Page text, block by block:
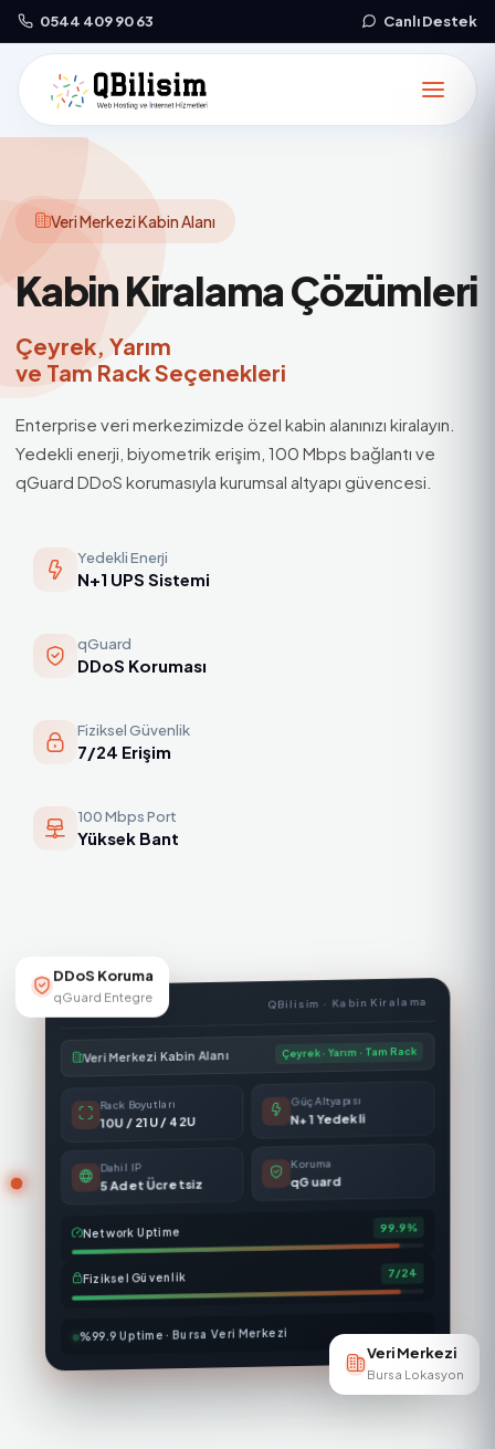
0544 409 90 63 Canlı Destek
Veri Merkezi Kabin Alanı
Kabin KiralamaÇözümleri
Çeyrek, Yarım
ve Tam RackSeçenekleri
Enterprise veri merkezimizde özel kabin alanınızı kiralayın.
Yedekli enerji, biyometrik erişim, 100 Mbps bağlantı ve
qGuard DDoS korumasıyla kurumsal altyapı güvencesi.
Yedekli Enerji
N+1 UPS Sistemi
qGuard
DDoS Koruması
Fiziksel Güvenlik
7/24 Erişim
100 Mbps Port
Yüksek Bant
QBilisim · Kabin Kiralama
Veri Merkezi Kabin Alanı Çeyrek · Yarım · Tam Rack
Rack Boyutları
10U / 21U / 42U
Güç Altyapısı
N+1 Yedekli
Dahil IP
5 Adet Ücretsiz qGuard
Network Uptime 99.9%
Fiziksel Güvenlik 7/24
%99.9 Uptime · Bursa Veri Merkezi
DDoS Koruma
qGuard Entegre
Veri Merkezi